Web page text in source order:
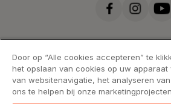
Door op “Alle cookies accepteren” te
het opslaan van cookies op uw apparaat
van websitenavigatie, het analyseren
ons te helpen bij onze